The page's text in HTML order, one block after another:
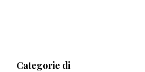
Categorie di